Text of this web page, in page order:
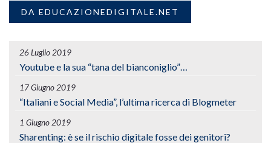
DA EDUCAZIONEDIGITALE.NET
26 Luglio 2019
Youtube e la sua “tana del bianconiglio”…
17 Giugno 2019
“Italiani e Social Media”, l’ultima ricerca di Blogmeter
1 Giugno 2019
Sharenting: è se il rischio digitale fosse dei genitori?